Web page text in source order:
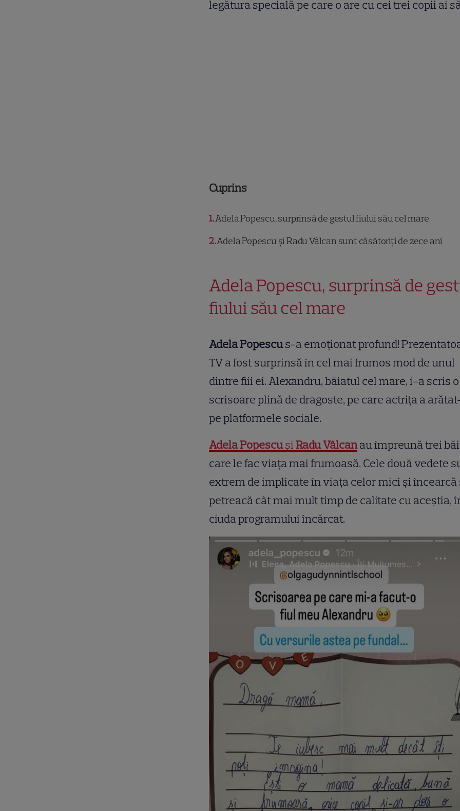
legătura specială pe care o are cu cei trei copii ai
Cuprins
1Adela Popescu, surprinsă de gestul fiului său cel mare
2Adela Popescu și Radu Vâlcan sunt căsătoriți de zece ani
Adela Popescu, surprinsă de
fiului său cel mare
Adela Popescus-a emoționat profund!
TV a fost surprinsă în cel mai frumos mod de unul
dintre fiii ei. Alexandru, băiatul cel mare, i-a scris o
scrisoare plină de dragoste, pe care actrița a
pe platformele sociale.
Adela PopescușiRadu Vâlcanau împreună trei
care le fac viața mai frumoasă. Cele două vedete
extrem de implicate în viața celor mici și încearcă
petreacă cât mai mult timp de calitate cu aceștia,
ciuda programului încărcat.